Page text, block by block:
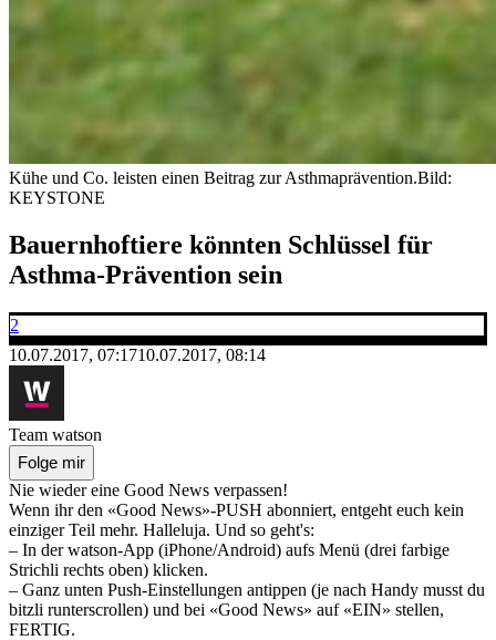
Kühe und Co. leisten einen Beitrag zur Asthmaprävention.Bild:
KEYSTONE
Bauernhoftiere könnten Schlüssel für
Asthma-Prävention sein
2
10.07.2017, 07:1710.07.2017, 08:14
Team watson
Folge mir
Nie wieder eine Good News verpassen!
Wenn ihr den «Good News»-PUSH abonniert, entgeht euch kein
einziger Teil mehr. Halleluja. Und so geht's:
– In der watson-App (iPhone/Android) aufs Menü (drei farbige
Strichli rechts oben) klicken.
– Ganz unten Push-Einstellungen antippen (je nach Handy musst du
bitzli runterscrollen) und bei «Good News» auf «EIN» stellen,
FERTIG.